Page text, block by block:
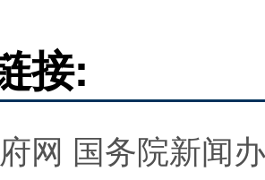
接:
网 国务院新闻